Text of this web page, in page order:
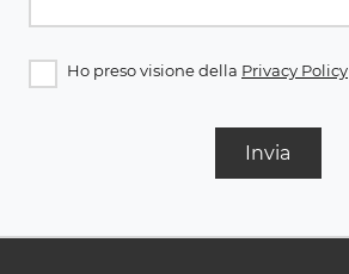
Ho preso visione della Privacy Policy
Invia